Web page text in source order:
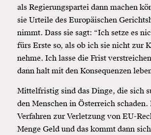
als Regierungspartei dann machen
sie Urteile des Europäischen
nimmt. Dass sie sagt: “Ich setze es
fürs Erste so, als ob ich sie nicht zur
nehme. Ich lasse die Frist
dann halt mit den Konsequenzen
Mittelfristig sind das Dinge, die sich
den Menschen in Österreich schaden.
Verfahren zur Verletzung von EU-
Menge Geld und das kommt dann